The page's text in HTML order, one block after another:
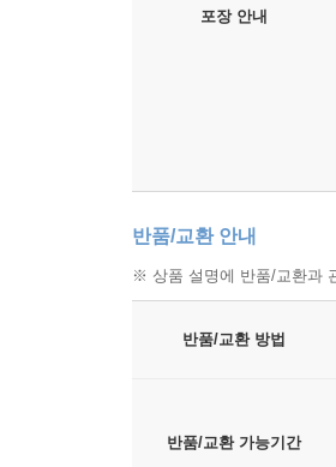
포장 안내
반품/교환 안내
※ 상품 설명에 반품/교환과
반품/교환 방법
반품/교환 가능기간